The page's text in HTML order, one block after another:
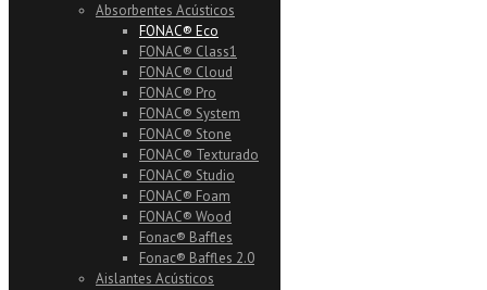
Absorbentes Acústicos
FONAC® Eco
FONAC® Class1
FONAC® Cloud
FONAC® Pro
FONAC® System
FONAC® Stone
FONAC® Texturado
FONAC® Studio
FONAC® Foam
FONAC® Wood
Fonac® Baffles
Fonac® Baffles 2.0
Aislantes Acústicos